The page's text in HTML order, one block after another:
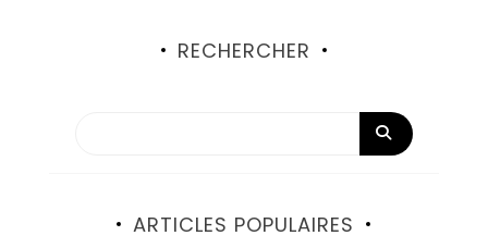
RECHERCHER
ARTICLES POPULAIRES